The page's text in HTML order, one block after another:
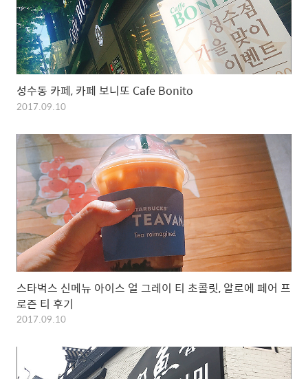
성수동 카페, 카페 보니또 Cafe Bonito
2017.09.10
스타벅스 신메뉴 아이스 얼 그레이 티 초콜릿, 알로에 페어 프
로즌 티 후기
2017.09.10